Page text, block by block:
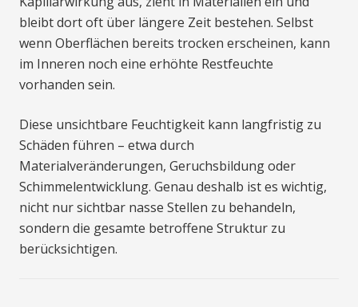
bleibt dort oft über längere Zeit bestehen. Selbst
wenn Oberflächen bereits trocken erscheinen, kann
im Inneren noch eine erhöhte Restfeuchte
vorhanden sein.
Diese unsichtbare Feuchtigkeit kann langfristig zu
Schäden führen – etwa durch
Materialveränderungen, Geruchsbildung oder
Schimmelentwicklung. Genau deshalb ist es wichtig,
nicht nur sichtbar nasse Stellen zu behandeln,
sondern die gesamte betroffene Struktur zu
berücksichtigen.